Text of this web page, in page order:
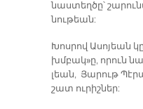
նաս­տեղ­ծը՝
նու­թեան:
Խոս­րով Ա­սո­յեան
խմբակ»ը, ո­րուն
լեան, Յա­րութ
շատ ու­րիշ­ներ: